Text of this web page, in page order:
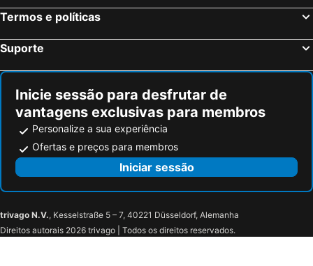
Termos e políticas
Suporte
Inicie sessão para desfrutar de
vantagens exclusivas para membros
Personalize a sua experiência
Ofertas e preços para membros
Iniciar sessão
trivago N.V., Kesselstraße 5 – 7, 40221 Düsseldorf, Alemanha
Direitos autorais 2026 trivago | Todos os direitos reservados.